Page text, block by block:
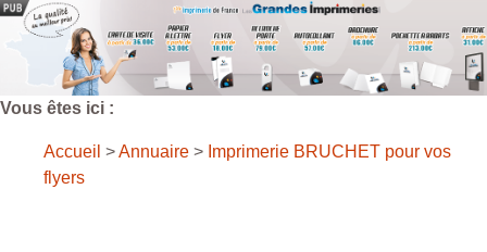
Vous êtes ici :
Accueil >Annuaire > Imprimerie BRUCHET pour vos
flyers